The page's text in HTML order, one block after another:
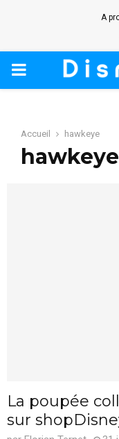
A
PRIMARY
Accueil hawkeye
hawkeye
La poupée
sur